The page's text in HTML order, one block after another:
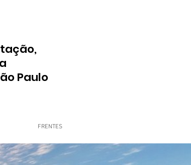
Paulo
FRENTES